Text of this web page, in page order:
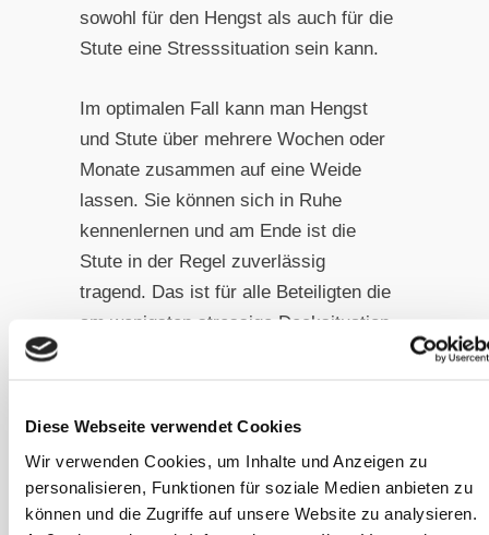
Diese Webseite verwendet Cookies
Wir verwenden Cookies, um Inhalte und Anzeigen zu
personalisieren, Funktionen für soziale Medien anbieten zu
können und die Zugriffe auf unsere Website zu analysieren.
sowohl für den Hengst als auch für die
Stute eine Stresssituation sein kann.
Im optimalen Fall kann man Hengst
und Stute über mehrere Wochen oder
Monate zusammen auf eine Weide
lassen. Sie können sich in Ruhe
kennenlernen und am Ende ist die
Stute in der Regel zuverlässig
tragend. Das ist für alle Beteiligten die
am wenigsten stressige Decksituation,
der Hand gedeckt zu werden, sollte
man über die Möglichkeit von